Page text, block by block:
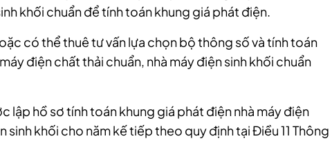
khối chuẩn để tính toán khung giá phát điện.
có thể thuê tư vấn lựa chọn bộ thông số và tính toán
điện chất thải chuẩn, nhà máy điện sinh khối chuẩn
lập hồ sơ tính toán khung giá phát điện nhà máy điện
sinh khối cho năm kế tiếp theo quy định tại Điều 11 Thông